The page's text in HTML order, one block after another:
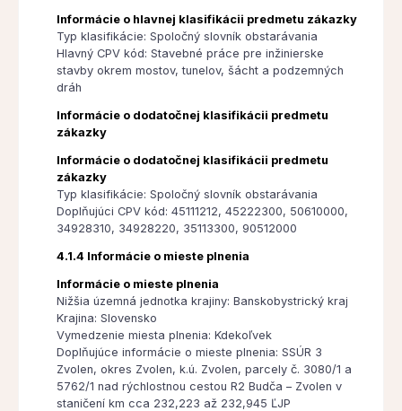
Informácie o hlavnej klasifikácii predmetu zákazky
Typ klasifikácie: Spoločný slovník obstarávania
Hlavný CPV kód: Stavebné práce pre inžinierske
stavby okrem mostov, tunelov, šácht a podzemných
dráh
Informácie o dodatočnej klasifikácii predmetu
zákazky
Informácie o dodatočnej klasifikácii predmetu
zákazky
Typ klasifikácie: Spoločný slovník obstarávania
Doplňujúci CPV kód: 45111212, 45222300, 50610000,
34928310, 34928220, 35113300, 90512000
4.1.4 Informácie o mieste plnenia
Informácie o mieste plnenia
Nižšia územná jednotka krajiny: Banskobystrický kraj
Krajina: Slovensko
Vymedzenie miesta plnenia: Kdekoľvek
Doplňujúce informácie o mieste plnenia: SSÚR 3
Zvolen, okres Zvolen, k.ú. Zvolen, parcely č. 3080/1 a
5762/1 nad rýchlostnou cestou R2 Budča – Zvolen v
staničení km cca 232,223 až 232,945 ĽJP